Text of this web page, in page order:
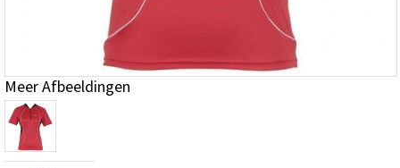
Meer Afbeeldingen